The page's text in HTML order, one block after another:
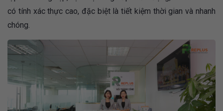
có tính xác thực cao, đặc biệt là tiết kiệm thời gian và nhanh
chóng.